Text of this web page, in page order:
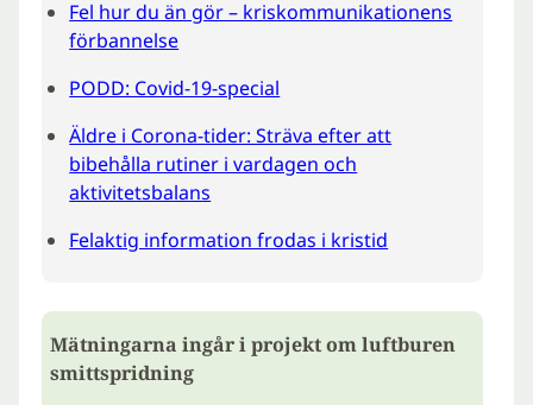
Fel hur du än gör – kriskommunikationens
förbannelse
PODD: Covid-19-special
Äldre i Corona-tider: Sträva efter att
bibehålla rutiner i vardagen och
aktivitetsbalans
Felaktig information frodas i kristid
Mätningarna ingår i projekt om luftburen
smittspridning